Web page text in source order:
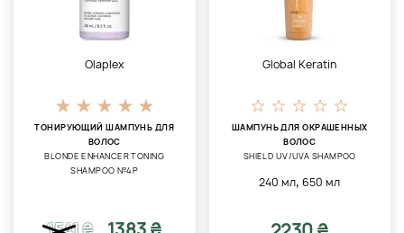
Olaplex
ТОНИРУЮЩИЙ ШАМПУНЬ ДЛЯ
ВОЛОС
BLONDE ENHANCER TONING
SHAMPOO №4P
Global Keratin
ШАМПУНЬ ДЛЯ ОКРАШЕННЫХ
ВОЛОС
SHIELD UV/UVA SHAMPOO
240 мл,650 мл